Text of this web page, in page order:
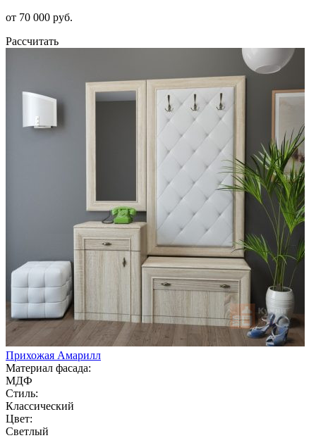
от 70 000 руб.
Рассчитать
Прихожая Амарилл
Материал фасада:
МДФ
Стиль:
Классический
Цвет:
Светлый